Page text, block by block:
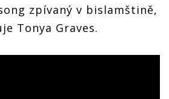
zpívaný v bislamštině,
Tonya Graves.